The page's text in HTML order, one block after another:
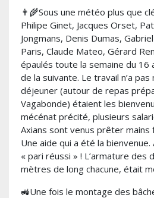
👨‍🌾Sous une météo plus que
Philipe Ginet, Jacques Orset,
Jongmans, Denis Dumas,
Paris, Claude Mateo, Gérard
épaulés toute la semaine du
de la suivante. Le travail n’a
déjeuner (autour de repas
Vagabonde) étaient les
mécénat précité, plusieurs
Axians sont venus prêter mains
Une aide qui a été la
« pari réussi » ! L’armature des
mètres de long chacune, était
🚜Une fois le montage des